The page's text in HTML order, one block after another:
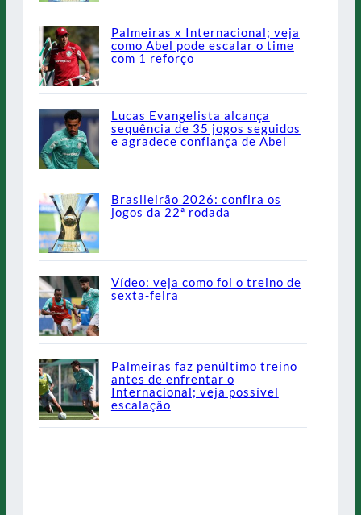
Palmeiras x Internacional; veja
como Abel pode escalar o time
com 1 reforço
Lucas Evangelista alcança
sequência de 35 jogos seguidos
e agradece confiança de Abel
Brasileirão 2026: confira os
jogos da 22ª rodada
Vídeo: veja como foi o treino de
sexta-feira
Palmeiras faz penúltimo treino
antes de enfrentar o
Internacional; veja possível
escalação